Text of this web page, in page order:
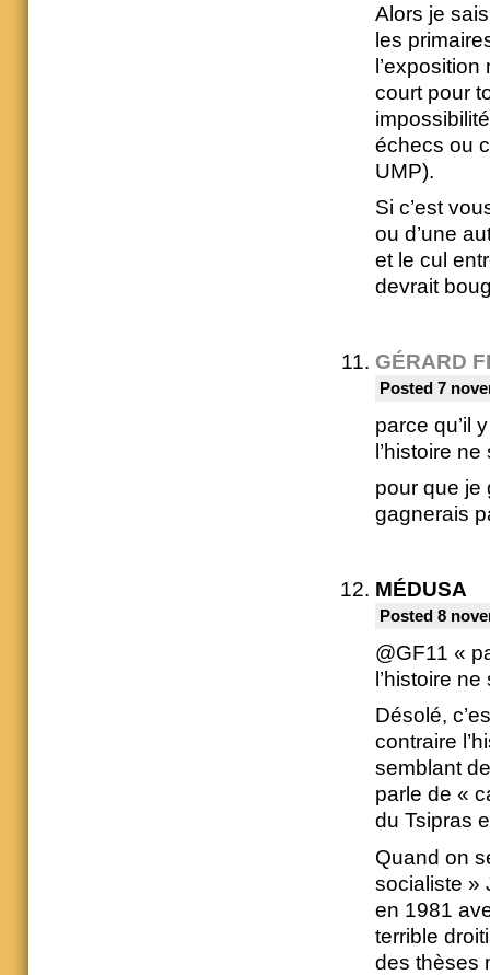
Alors je
les
court pour
échecs ou
UMP).
Si c’est
ou d’une
et le cul
devrait
GÉRARD
Posted 7
parce qu’il
l’histoire
pour que je
gagnerais
MÉDUSA
Posted 8
@GF11 «
l’histoire
Désolé,
contraire
semblant
parle de «
du Tsipras
Quand on
socialiste »
en 1981
terrible
des thèses